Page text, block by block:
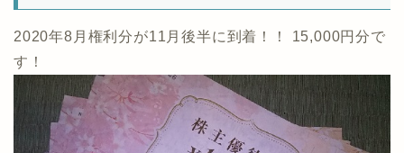
2020年8月権利分が11月後半に到着！！ 15,000円分で
す！